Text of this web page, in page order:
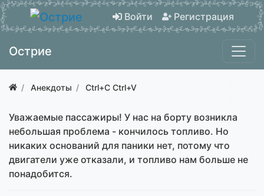
Войти Регистрация
Острие
Анекдоты Ctrl+C Ctrl+V
Уважаемые пассажиры! У нас на борту возникла
небольшая проблема - кончилось топливо. Но
никаких оснований для паники нет, потому что
двигатели уже отказали, и топливо нам больше не
понадобится.